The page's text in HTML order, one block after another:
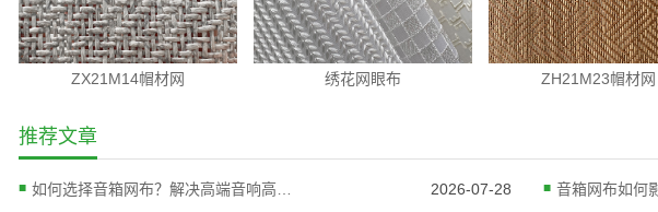
ZX21M14帽材网 绣花网眼布 ZH21M23帽材网
推荐文章
2026-07-28